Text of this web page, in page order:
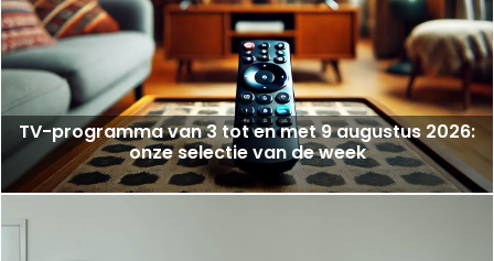
TV-programma van 3 tot en met 9 augustus 2026:
onze selectie van de week